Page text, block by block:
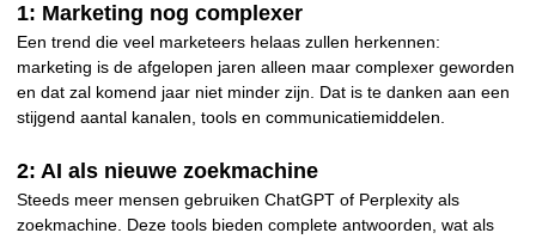
1: Marketing nog complexer
Een trend die veel marketeers helaas zullen herkennen:
marketing is de afgelopen jaren alleen maar complexer geworden
en dat zal komend jaar niet minder zijn. Dat is te danken aan een
stijgend aantal kanalen, tools en communicatiemiddelen.
2: AI als nieuwe zoekmachine
Steeds meer mensen gebruiken ChatGPT of Perplexity als
zoekmachine. Deze tools bieden complete antwoorden, wat als